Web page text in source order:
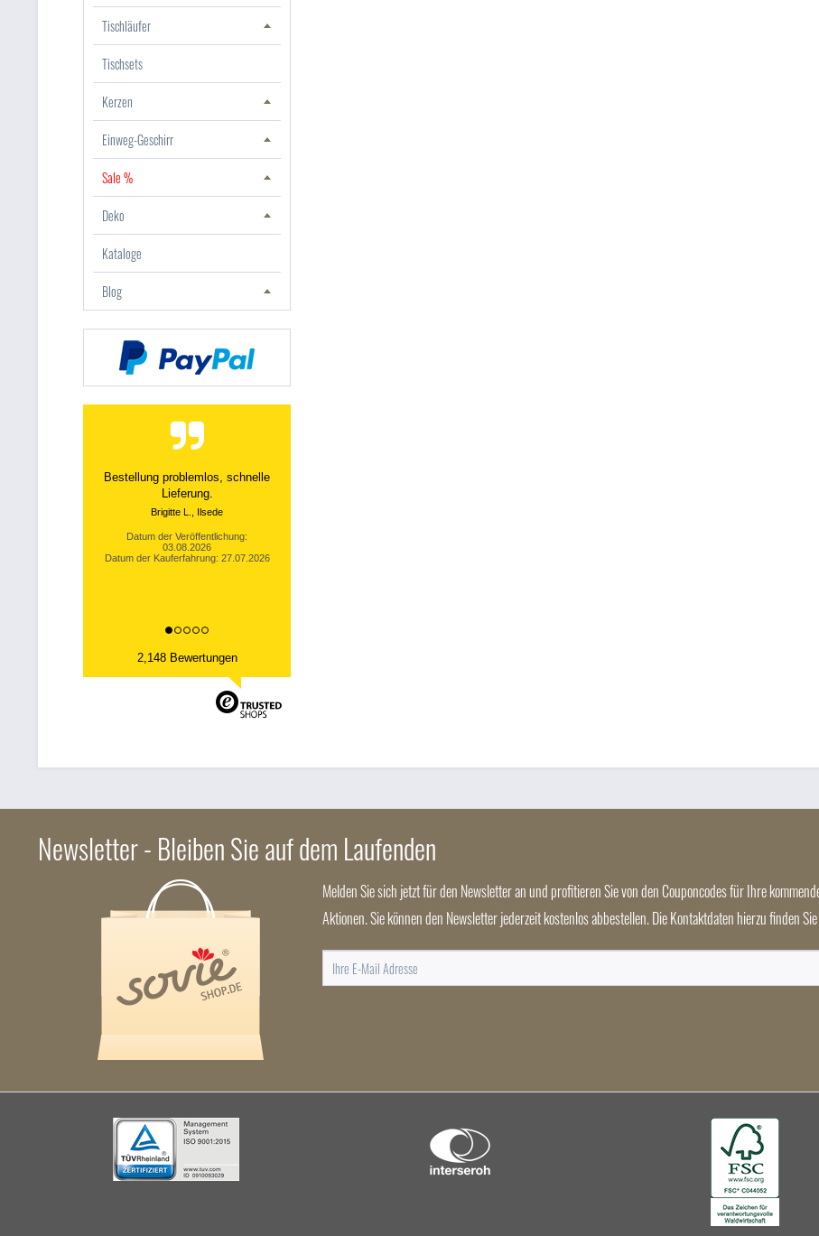
Tischläufer
Tischsets
Kerzen
Einweg-Geschirr
Sale %
Deko
Kataloge
Blog
Top Produkte, Top Lieferzeiten --
Wie es sein soll....
Thomas B., Sallneck
Datum der Veröffentlichung:
02.08.2026
Datum der Kauferfahrung: 26.07.2026
2,148 Bewertungen
Newsletter - Bleiben Sie auf dem Laufenden
Melden Sie sich jetzt für den Newsletter an und profitieren Sie von den Couponcodes für Ihre
Aktionen. Sie können den Newsletter jederzeit kostenlos abbestellen. Die Kontaktdaten hierzu finden